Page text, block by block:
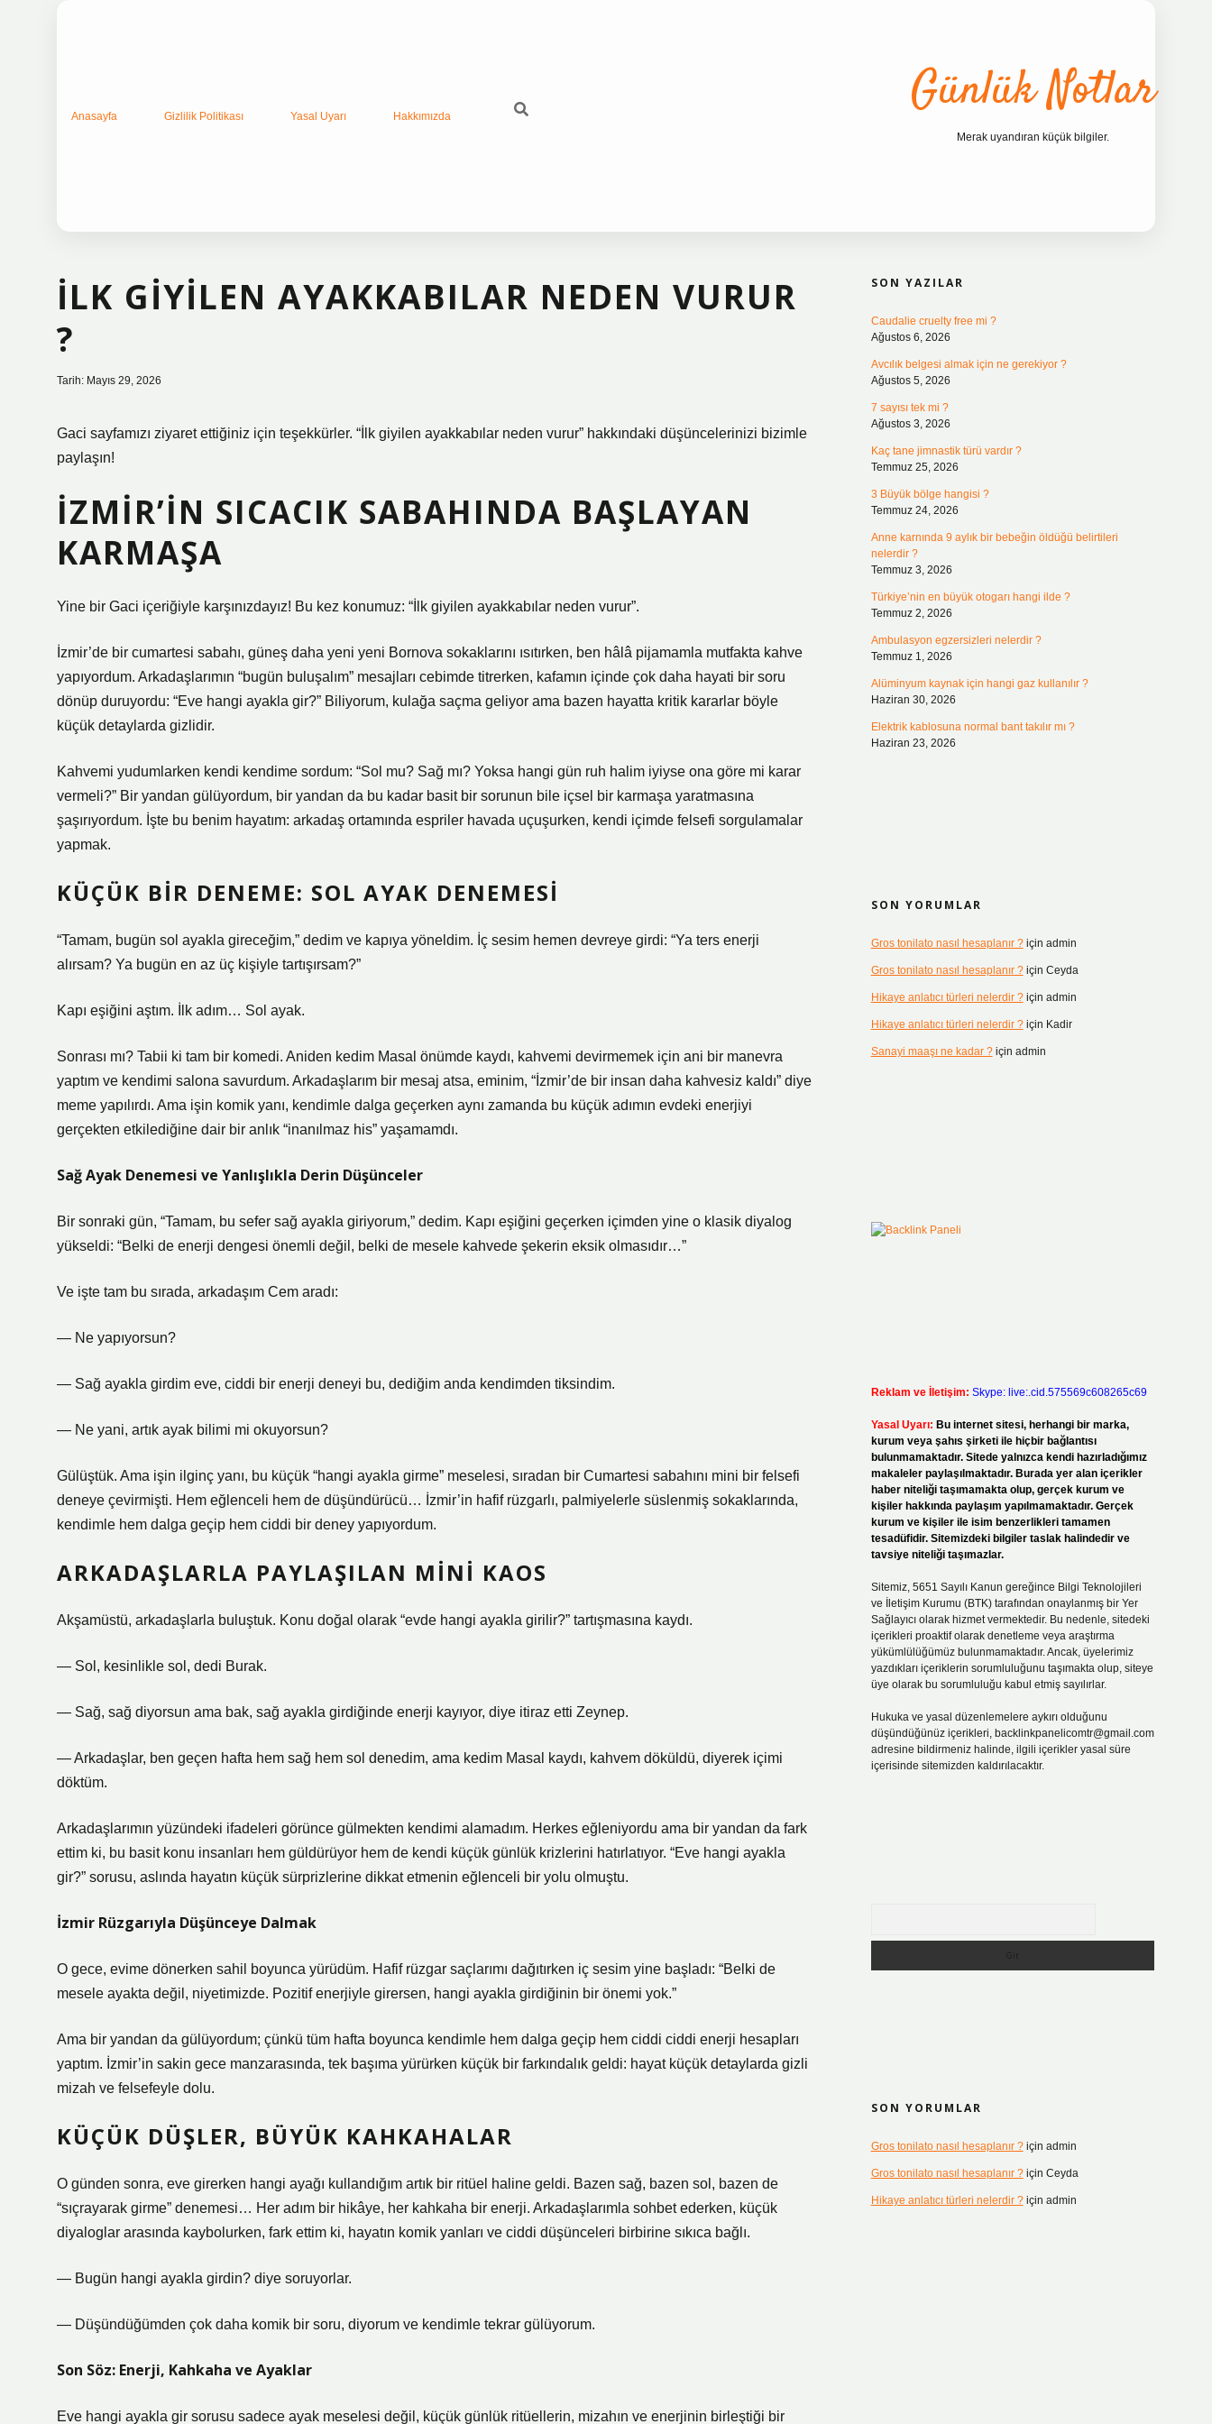
Anasayfa Gizlilik Politikası Yasal Uyarı Hakkımızda Günlük Notlar
Merak uyandıran küçük bilgiler.
İLK GIYILEN AYAKKABILAR NEDEN VURUR
?
Tarih: Mayıs 29, 2026
Gaci sayfamızı ziyaret ettiğiniz için teşekkürler. “İlk giyilen ayakkabılar neden vurur” hakkındaki düşüncelerinizi bizimle
paylaşın!
İZMIR’IN SICACIK SABAHINDA BAŞLAYAN
KARMAŞA
Yine bir Gaci içeriğiyle karşınızdayız! Bu kez konumuz: “İlk giyilen ayakkabılar neden vurur”.
İzmir’de bir cumartesi sabahı, güneş daha yeni yeni Bornova sokaklarını ısıtırken, ben hâlâ pijamamla mutfakta kahve
yapıyordum. Arkadaşlarımın “bugün buluşalım” mesajları cebimde titrerken, kafamın içinde çok daha hayati bir soru
dönüp duruyordu: “Eve hangi ayakla gir?” Biliyorum, kulağa saçma geliyor ama bazen hayatta kritik kararlar böyle
küçük detaylarda gizlidir.
Kahvemi yudumlarken kendi kendime sordum: “Sol mu? Sağ mı? Yoksa hangi gün ruh halim iyiyse ona göre mi karar
vermeli?” Bir yandan gülüyordum, bir yandan da bu kadar basit bir sorunun bile içsel bir karmaşa yaratmasına
şaşırıyordum. İşte bu benim hayatım: arkadaş ortamında espriler havada uçuşurken, kendi içimde felsefi sorgulamalar
yapmak.
KÜÇÜK BIR DENEME: SOL AYAK DENEMESI
“Tamam, bugün sol ayakla gireceğim,” dedim ve kapıya yöneldim. İç sesim hemen devreye girdi: “Ya ters enerji
alırsam? Ya bugün en az üç kişiyle tartışırsam?”
Kapı eşiğini aştım. İlk adım… Sol ayak.
Sonrası mı? Tabii ki tam bir komedi. Aniden kedim Masal önümde kaydı, kahvemi devirmemek için ani bir manevra
yaptım ve kendimi salona savurdum. Arkadaşlarım bir mesaj atsa, eminim, “İzmir’de bir insan daha kahvesiz kaldı” diye
meme yapılırdı. Ama işin komik yanı, kendimle dalga geçerken aynı zamanda bu küçük adımın evdeki enerjiyi
gerçekten etkilediğine dair bir anlık “inanılmaz his” yaşamamdı.
Sağ Ayak Denemesi ve Yanlışlıkla Derin Düşünceler
Bir sonraki gün, “Tamam, bu sefer sağ ayakla giriyorum,” dedim. Kapı eşiğini geçerken içimden yine o klasik diyalog
yükseldi: “Belki de enerji dengesi önemli değil, belki de mesele kahvede şekerin eksik olmasıdır…”
Ve işte tam bu sırada, arkadaşım Cem aradı:
— Ne yapıyorsun?
— Sağ ayakla girdim eve, ciddi bir enerji deneyi bu, dediğim anda kendimden tiksindim.
— Ne yani, artık ayak bilimi mi okuyorsun?
Gülüştük. Ama işin ilginç yanı, bu küçük “hangi ayakla girme” meselesi, sıradan bir Cumartesi sabahını mini bir felsefi
deneye çevirmişti. Hem eğlenceli hem de düşündürücü… İzmir’in hafif rüzgarlı, palmiyelerle süslenmiş sokaklarında,
kendimle hem dalga geçip hem ciddi bir deney yapıyordum.
ARKADAŞLARLA PAYLAŞILAN MINI KAOS
Akşamüstü, arkadaşlarla buluştuk. Konu doğal olarak “evde hangi ayakla girilir?” tartışmasına kaydı.
— Sol, kesinlikle sol, dedi Burak.
— Sağ, sağ diyorsun ama bak, sağ ayakla girdiğinde enerji kayıyor, diye itiraz etti Zeynep.
— Arkadaşlar, ben geçen hafta hem sağ hem sol denedim, ama kedim Masal kaydı, kahvem döküldü, diyerek içimi
döktüm.
Arkadaşlarımın yüzündeki ifadeleri görünce gülmekten kendimi alamadım. Herkes eğleniyordu ama bir yandan da fark
ettim ki, bu basit konu insanları hem güldürüyor hem de kendi küçük günlük krizlerini hatırlatıyor. “Eve hangi ayakla
gir?” sorusu, aslında hayatın küçük sürprizlerine dikkat etmenin eğlenceli bir yolu olmuştu.
İzmir Rüzgarıyla Düşünceye Dalmak
O gece, evime dönerken sahil boyunca yürüdüm. Hafif rüzgar saçlarımı dağıtırken iç sesim yine başladı: “Belki de
mesele ayakta değil, niyetimizde. Pozitif enerjiyle girersen, hangi ayakla girdiğinin bir önemi yok.”
Ama bir yandan da gülüyordum; çünkü tüm hafta boyunca kendimle hem dalga geçip hem ciddi ciddi enerji hesapları
yaptım. İzmir’in sakin gece manzarasında, tek başıma yürürken küçük bir farkındalık geldi: hayat küçük detaylarda gizli
mizah ve felsefeyle dolu.
KÜÇÜK DÜŞLER, BÜYÜK KAHKAHALAR
O günden sonra, eve girerken hangi ayağı kullandığım artık bir ritüel haline geldi. Bazen sağ, bazen sol, bazen de
“sıçrayarak girme” denemesi… Her adım bir hikâye, her kahkaha bir enerji. Arkadaşlarımla sohbet ederken, küçük
diyaloglar arasında kaybolurken, fark ettim ki, hayatın komik yanları ve ciddi düşünceleri birbirine sıkıca bağlı.
— Bugün hangi ayakla girdin? diye soruyorlar.
— Düşündüğümden çok daha komik bir soru, diyorum ve kendimle tekrar gülüyorum.
Son Söz: Enerji, Kahkaha ve Ayaklar
Eve hangi ayakla gir sorusu sadece ayak meselesi değil, küçük günlük ritüellerin, mizahın ve enerjinin birleştiği bir
SON YAZILAR
Caudalie cruelty free mi ?
Ağustos 6, 2026
Avcılık belgesi almak için ne gerekiyor ?
Ağustos 5, 2026
7 sayısı tek mi ?
Ağustos 3, 2026
Kaç tane jimnastik türü vardır ?
Temmuz 25, 2026
3 Büyük bölge hangisi ?
Temmuz 24, 2026
Anne karnında 9 aylık bir bebeğin öldüğü belirtileri
nelerdir ?
Temmuz 3, 2026
Türkiye’nin en büyük otogarı hangi ilde ?
Temmuz 2, 2026
Ambulasyon egzersizleri nelerdir ?
Temmuz 1, 2026
Alüminyum kaynak için hangi gaz kullanılır ?
Haziran 30, 2026
Elektrik kablosuna normal bant takılır mı ?
Haziran 23, 2026
SON YORUMLAR
Gros tonilato nasıl hesaplanır ?için admin
Gros tonilato nasıl hesaplanır ?için Ceyda
Hikaye anlatıcı türleri nelerdir ?için admin
Hikaye anlatıcı türleri nelerdir ?için Kadir
Sanayi maaşı ne kadar ?için admin
Reklam ve İletişim: Skype: live:.cid.575569c608265c69
Yasal Uyarı: Bu internet sitesi, herhangi bir marka,
kurum veya şahıs şirketi ile hiçbir bağlantısı
bulunmamaktadır. Sitede yalnızca kendi hazırladığımız
makaleler paylaşılmaktadır. Burada yer alan içerikler
haber niteliği taşımamakta olup, gerçek kurum ve
kişiler hakkında paylaşım yapılmamaktadır. Gerçek
kurum ve kişiler ile isim benzerlikleri tamamen
tesadüfidir. Sitemizdeki bilgiler taslak halindedir ve
tavsiye niteliği taşımazlar.
Sitemiz, 5651 Sayılı Kanun gereğince Bilgi Teknolojileri
ve İletişim Kurumu (BTK) tarafından onaylanmış bir Yer
Sağlayıcı olarak hizmet vermektedir. Bu nedenle, sitedeki
içerikleri proaktif olarak denetleme veya araştırma
yükümlülüğümüz bulunmamaktadır. Ancak, üyelerimiz
yazdıkları içeriklerin sorumluluğunu taşımakta olup, siteye
üye olarak bu sorumluluğu kabul etmiş sayılırlar.
Hukuka ve yasal düzenlemelere aykırı olduğunu
düşündüğünüz içerikleri, backlinkpanelicomtr@gmail.com
adresine bildirmeniz halinde, ilgili içerikler yasal süre
içerisinde sitemizden kaldırılacaktır.
SON YORUMLAR
Gros tonilato nasıl hesaplanır ?için admin
Gros tonilato nasıl hesaplanır ?için Ceyda
Hikaye anlatıcı türleri nelerdir ?için admin